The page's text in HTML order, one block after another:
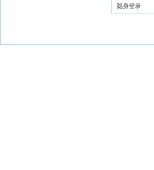
隐身登录